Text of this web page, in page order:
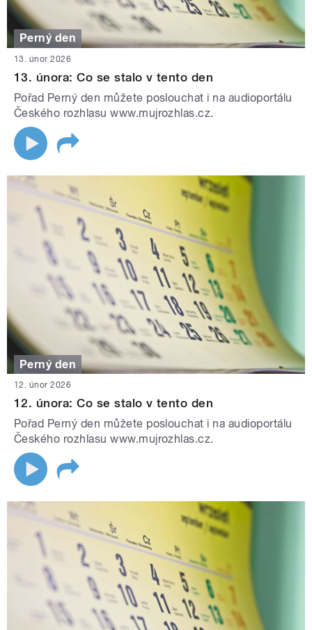
Perný den
13. únor 2026
13. února: Co se stalo v tento den
Pořad Perný den můžete poslouchat i na audioportálu
Českého rozhlasu www.mujrozhlas.cz.
Perný den
12. únor 2026
12. února: Co se stalo v tento den
Pořad Perný den můžete poslouchat i na audioportálu
Českého rozhlasu www.mujrozhlas.cz.